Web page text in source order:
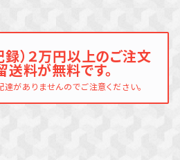
）２万円以上のご注文
送料が無料です。
がありませんのでご注意ください。